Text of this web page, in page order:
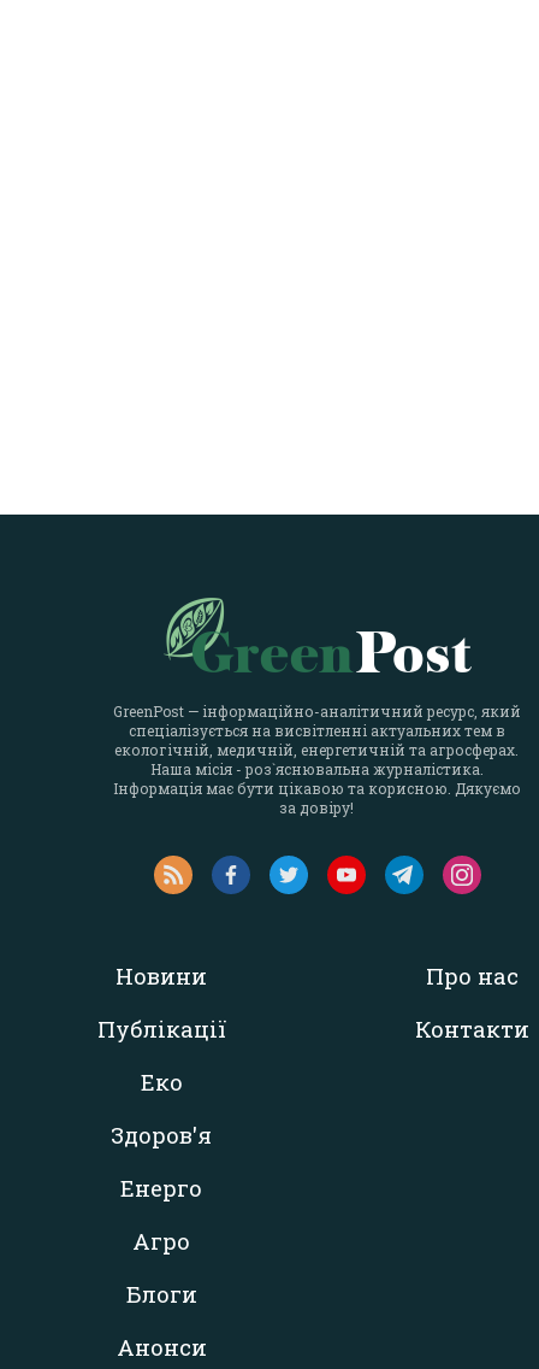
GreenPost — інформаційно-аналітичний ресурс, який
спеціалізується на висвітленні актуальних тем в
екологічній, медичній, енергетичній та агросферах.
Наша місія - роз`яснювальна журналістика.
Інформація має бути цікавою та корисною. Дякуємо
за довіру!
Новини
Публікації
Еко
Здоров'я
Енерго
Агро
Блоги
Анонси
Про нас
Контакти